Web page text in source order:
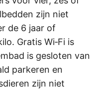
zijn niet
de 6 jaar of
Gratis Wi‑Fi is
is gesloten van
parkeren en
zijn niet